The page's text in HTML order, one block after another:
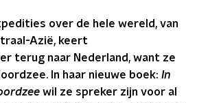
over de hele wereld, van
Azië, keert
terug naar Nederland, want ze
In haar nieuwe boek: In
wil ze spreker zijn voor al